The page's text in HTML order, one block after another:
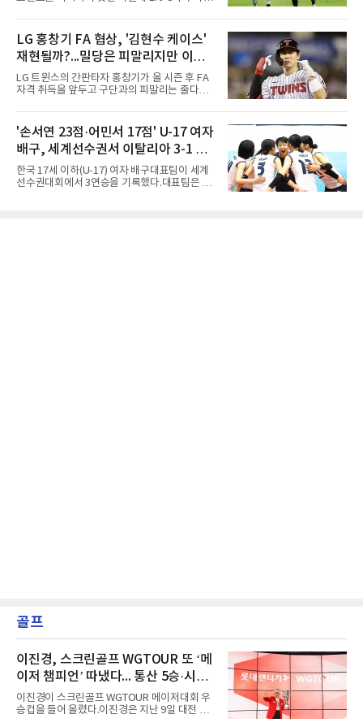
2020시즌 이후 세 차례 정규투어 출전권을 잃고
다 16번 홀(파4)에서 두 번째 샷을 홀 3ｍ에 붙여
버디를 잡고 단독 선두에 나섰다
간) 미국 로스앤젤레스 BMO 스타디움에서 열린
멕시코 리가 MX 톨루카와의 조별리그 2차전에
최전방 공격수로 선발 출전했으나 슈팅 없이 후
반 23분 주드 테리와 교체됐다. 북중미 월드컵
이후 MLS 4경기 연속 골을 넣었던 그는 지난 6
일 치바스 과달라하라전에 이어 침묵했다.전반
1분 다비드 마르티네스가 얻은 페널티킥은 비디
이컵 샤펠버그의 크로스가 걷혀 나오자 에디 세
구라가 페널티아크 왼쪽에서 오
LG 홍창기 FA 협상, '김현수 케이스'
재현될까?...밀당은 피말리지만 이적
가능성은 낮아
LG 트윈스의 간판타자 홍창기가 올 시즌 후 FA
자격 취득을 앞두고 구단과의 피말리는 줄다리
김현수가 FA 시장에서 이적했던 충격적인 선례
가 소환되면서 벌써부터 팬들의 이목이 집중되
는 양상이다.다만 이번 협상은 과거 김현수 케이
스와는 판이하게 다른 환경 속에서 전개될 것으
로 보인다. 선수 측과 구단 간의 시각 차이가 팽
팽히 맞서며 내부 협상 과정은 극심한 진통을 겪
을 가능성이 크지만, 시장 외부에서 불어오는 변
'손서연 23점·어민서 17점' U-17 여자
배구, 세계선수권서 이탈리아 3-1 완
파...조별리그 3연승
한국 17세 이하(U-17) 여자 배구대표팀이 세계
선수권대회에서 3연승을 기록했다.대표팀은 9
골프
이진경, 스크린골프 WGTOUR 또 ‘메
이저 챔피언’ 따냈다... 통산 5승·시즌
3승 달성
이진경이 스크린골프 WGTOUR 메이저대회 우
승컵을 들어 올렸다.이진경은 지난 9일 대전 골